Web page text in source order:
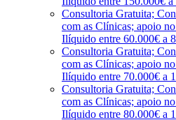
Consultoria Gratuita;
com as Clínicas; apoio
Ilíquido entre 60.000€ a
Consultoria Gratuita;
com as Clínicas; apoio
Ilíquido entre 70.000€ a
Consultoria Gratuita;
com as Clínicas; apoio
Ilíquido entre 80.000€ a